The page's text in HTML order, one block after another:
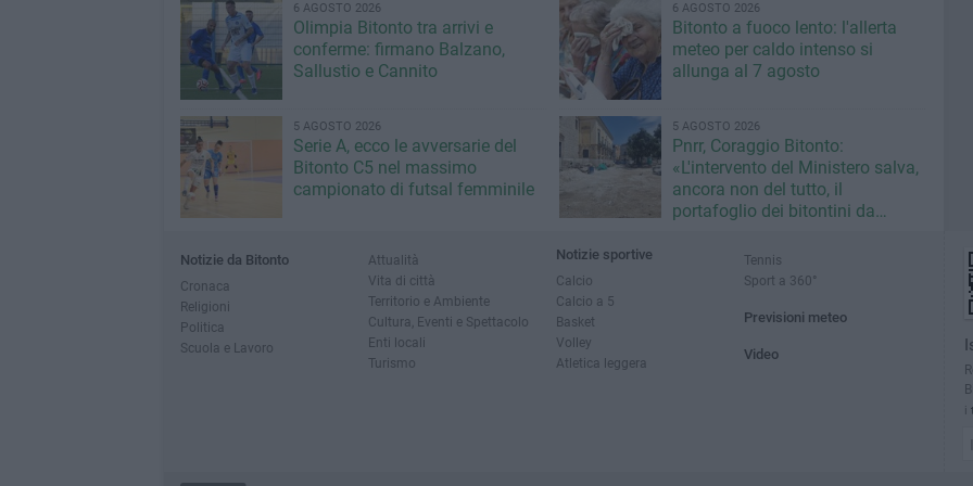
6 AGOSTO 2026
Olimpia Bitonto tra arrivi e
conferme: firmano Balzano,
Sallustio e Cannito
6 AGOSTO 2026
Bitonto a fuoco lento: l'allerta
meteo per caldo intenso si
allunga al 7 agosto
5 AGOSTO 2026
Serie A, ecco le avversarie del
Bitonto C5 nel massimo
campionato di futsal femminile
5 AGOSTO 2026
Pnrr, Coraggio Bitonto:
«L'intervento del Ministero salva,
ancora non del tutto, il
portafoglio dei bitontini da
Notizie da Bitonto
Cronaca
Religioni
Politica
Scuola e Lavoro
Attualità
Vita di città
Territorio e Ambiente
Cultura, Eventi e Spettacolo
Enti locali
Turismo
Notizie sportive
Calcio
Calcio a 5
Basket
Volley
Atletica leggera
Tennis
Sport a 360°
Previsioni meteo
Video
i